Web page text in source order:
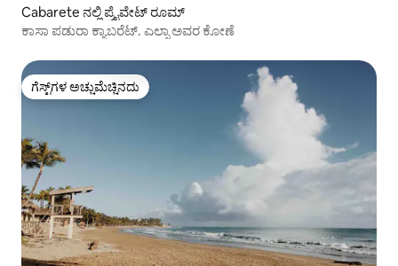
Cabarete ನಲ್ಲಿ ಪ್ರೈವೇಟ್ ರೂಮ್
ಕಾಸಾ ಪಡುರಾ ಕ್ಯಾಬರೆಟ್. ಎಲ್ಸಾ ಅವರ ಕೋಣೆ
ಗೆಸ್ಟ್‌ಗಳ ಅಚ್ಚುಮೆಚ್ಚಿನದು
ಗೆಸ್ಟ್‌ಗಳ ಅಚ್ಚುಮೆಚ್ಚಿನದು